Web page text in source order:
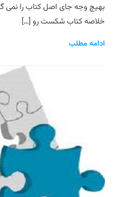
بهیچ وجه جای اصل کتاب را نمی
خلاصه کتاب شکست رو […]
ادامه مطلب